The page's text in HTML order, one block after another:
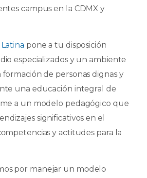
campus en la CDMX y
pone a tu disposición
especializados y un ambiente
de personas dignas y
una educación integral de
a un modelo pedagógico que
significativos en el
y actitudes para la
por manejar un modelo